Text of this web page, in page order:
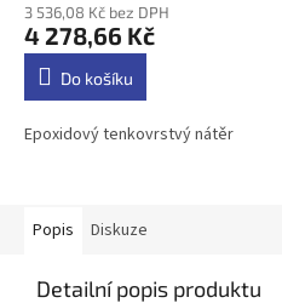
3 536,08 Kč bez DPH
4 278,66 Kč
Do košíku
Epoxidový tenkovrstvý nátěr
Popis Diskuze
Detailní popis produktu